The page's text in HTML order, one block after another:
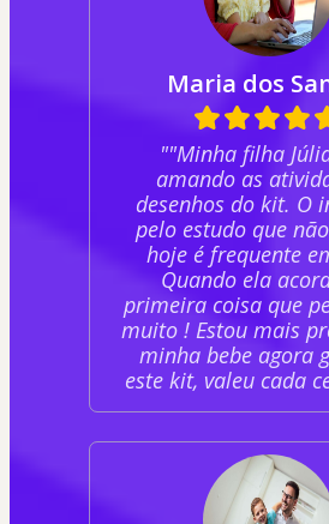
Maria dos
""Minha filha
amando as
desenhos do kit. O
pelo estudo que
hoje é frequente
Quando ela
primeira coisa que
muito ! Estou mais
minha bebe agora
este kit, valeu cada